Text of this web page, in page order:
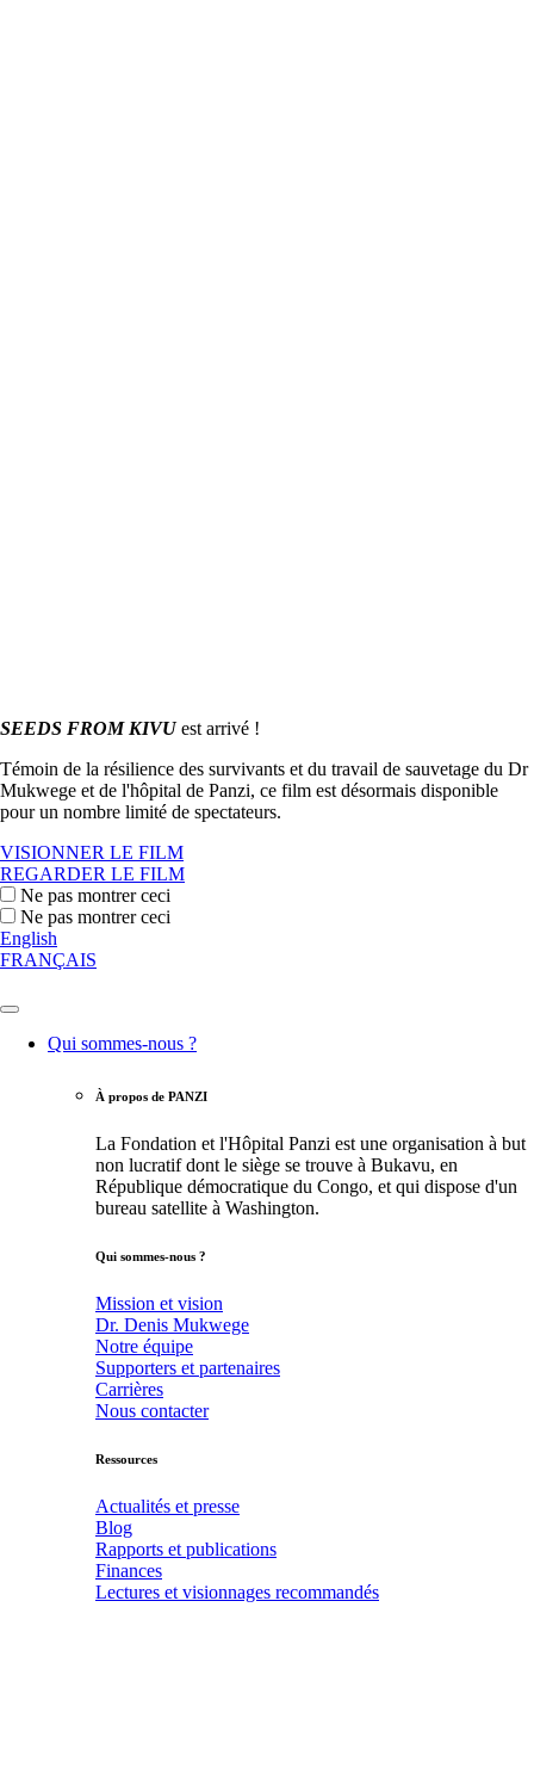
SEEDS FROM KIVUest arrivé !
Témoin de la résilience des survivants et du travail de sauvetage du Dr
Mukwege et de l'hôpital de Panzi, ce film est désormais disponible
pour un nombre limité de spectateurs.
VISIONNER LE FILM
REGARDER LE FILM
Ne pas montrer ceci
Ne pas montrer ceci
English
FRANÇAIS
Qui sommes-nous ?
À propos de PANZI
La Fondation et l'Hôpital Panzi est une organisation à but
non lucratif dont le siège se trouve à Bukavu, en
République démocratique du Congo, et qui dispose d'un
bureau satellite à Washington.
Qui sommes-nous ?
Mission et vision
Dr. Denis Mukwege
Notre équipe
Supporters et partenaires
Carrières
Nous contacter
Ressources
Actualités et presse
Blog
Rapports et publications
Finances
Lectures et visionnages recommandés